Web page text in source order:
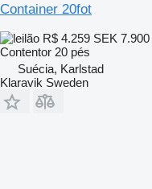
Container 20fot
R$ 4.259 SEK 7.900
Contentor 20 pés
Suécia, Karlstad
Klaravik Sweden